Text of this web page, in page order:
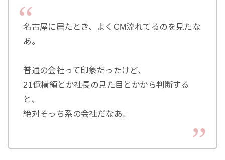
名古屋に居たとき、よくCM流れてるのを見たな
あ。
普通の会社って印象だったけど、
21億横領とか社長の見た目とかから判断する
と、
絶対そっち系の会社だなあ。